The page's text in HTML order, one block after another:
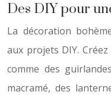
Des DIY pour
La décoration
aux projets DIY.
comme des
macramé, des